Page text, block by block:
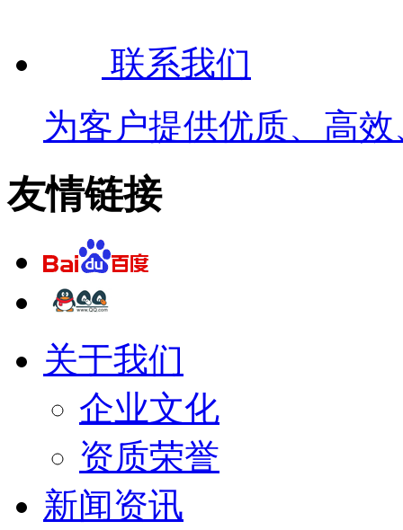
联系我们
为客户提供优质、高
友情链接
关于我们
企业文化
资质荣誉
新闻资讯